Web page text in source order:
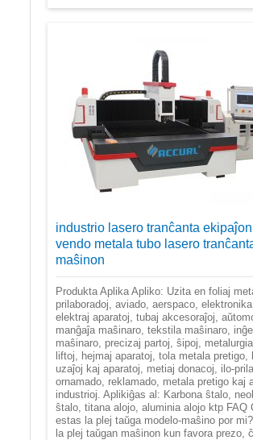
industrio lasero tranĉanta
vendo metala tubo lasero
maŝinon
Produkta Aplika Apliko: Uzita en foliaj
prilaboradoj, aviado, aerspaco,
elektraj aparatoj, tubaj akcesoraĵoj,
manĝaĵa maŝinaro, tekstila maŝinaro,
maŝinaro, precizaj partoj, ŝipoj,
liftoj, hejmaj aparatoj, tola metala pretigo,
uzaĵoj kaj aparatoj, metiaj donacoj, ilo-
ornamado, reklamado, metala pretigo kaj
industrioj. Aplikiĝas al: Karbona ŝtalo,
ŝtalo, titana alojo, aluminia alojo ktp FAQ
estas la plej taŭga modelo-maŝino por
la plej taŭgan maŝinon kun favora prezo,